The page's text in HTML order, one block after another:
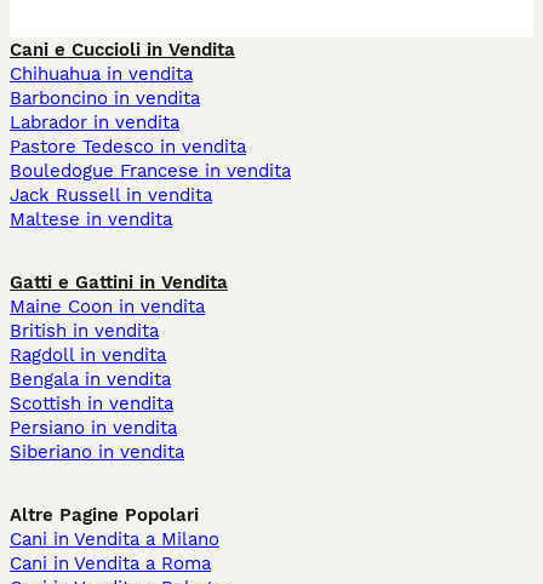
Cani e Cuccioli in Vendita
Chihuahua in vendita
Barboncino in vendita
Labrador in vendita
Pastore Tedesco in vendita
Bouledogue Francese in vendita
Jack Russell in vendita
Maltese in vendita
Gatti e Gattini in Vendita
Maine Coon in vendita
British in vendita
Ragdoll in vendita
Bengala in vendita
Scottish in vendita
Persiano in vendita
Siberiano in vendita
Altre Pagine Popolari
Cani in Vendita a Milano
Cani in Vendita a Roma